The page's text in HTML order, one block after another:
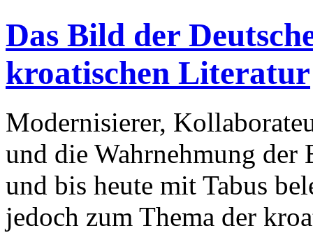
Das Bild der
kroatischen Literatur
Modernisierer,
und die Wahrnehmung
und bis heute mit Tabus
jedoch zum Thema der